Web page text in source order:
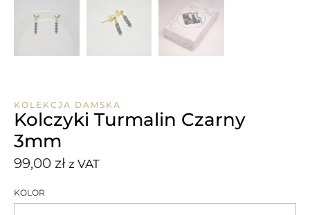
KOLEKCJA DAMSKA
Kolczyki Turmalin Czarny
3mm
99,00 zł z VAT
KOLOR